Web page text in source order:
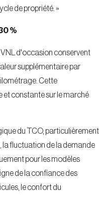
de propriété. »
%
VNL d'occasion conservent
supplémentaire par
Cette
constante sur le marché
du TCO, particulièrement
la fluctuation de la demande
pour les modèles
de la confiance des
le confort du